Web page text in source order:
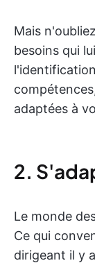
Mais
besoins qui
adaptées à
2.
Le monde
Ce qui
dirigeant il y